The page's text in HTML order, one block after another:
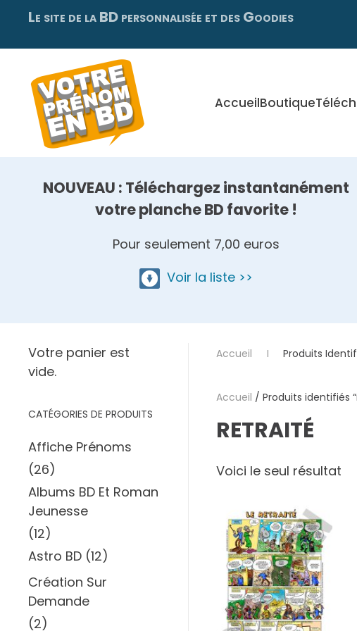
Skip
main
content
Le site de la BD personnalisée et des Goodies
AccueilBoutique
NOUVEAU : Téléchargez instantanément
votre planche BD favorite !
Pour seulement 7,00 euros
Voir la liste >>
Accueil Produits
Accueil / Produits identifiés
RETRAITÉ
Voici le seul résultat
Votre panier est
vide.
CATÉGORIES DE PRODUITS
Affiche Prénoms
(26)
Albums BD Et Roman
Jeunesse
(12)
Astro BD (12)
Création Sur
Demande
(2)